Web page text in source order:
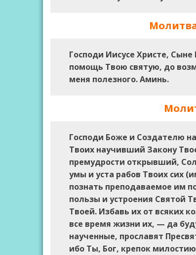
Господи Иисусе Христе,
помощь Твою святую, до
меня полезного. Аминь.
Господи Боже и Создателю
Твоих научивший Закону
премудрости открывший,
умы и уста рабов Твоих сих
познать преподаваемое им
пользы и устроения Святой
Твоей. Избавь их от всяких
все время жизни их, — да
наученные, прославят
ибо Ты, Бог, крепок